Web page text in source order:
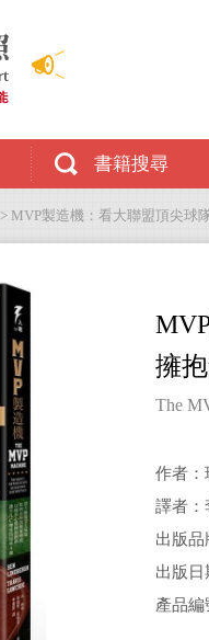
書籍搜尋
> MVP製造機：看大聯盟頂尖球
擁
The
作者：
Travis
譯者：
出版品
出版日
產品編